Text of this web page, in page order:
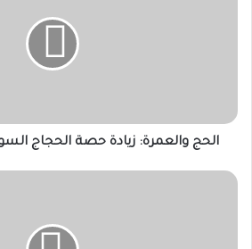
الحج والعمرة: زيادة حصة الحجاج
الناظر